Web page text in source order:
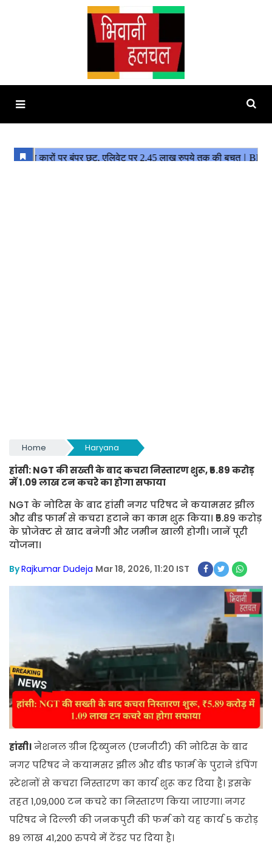
Home Haryana
हांसी: NGT की सख्ती के बाद कचरा निस्तारण शुरू, ₹5.89 करोड़
में 1.09 लाख टन कचरे का होगा सफाया
NGT के नोटिस के बाद हांसी नगर परिषद ने कयामसर झील
और बीड फार्म से कचरा हटाने का काम शुरू किया। ₹5.89 करोड़
के प्रोजेक्ट से खाद बनेगी और जमीन खाली होगी। जानें पूरी
योजना।
ByRajkumar Dudeja Mar 18, 2026, 11:20 IST
हांसी।नेशनल ग्रीन ट्रिब्युनल (एनजीटी) की नोटिस के बाद
नगर परिषद ने कयामसर झील और बीड फार्म के पुराने डंपिंग
स्टेशनों से कचरा निस्तारण का कार्य शुरू कर दिया है। इसके
तहत 1,09,000 टन कचरे का निस्तारण किया जाएगा। नगर
परिषद ने दिल्ली की जनकपुरी की फर्म को यह कार्य 5 करोड़
89 लाख 41,200 रुपये में टेंडर पर दिया है।